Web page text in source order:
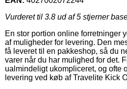
Vurderet til 3.8 ud af 5 stjerner
En stor portion online forretninger
af muligheder for levering. Den
få leveret til en pakkeshop, så du
varer når du har mulighed for det.
ualmindeligt ukompliceret, og ofte
levering ved køb af Travelite Kick